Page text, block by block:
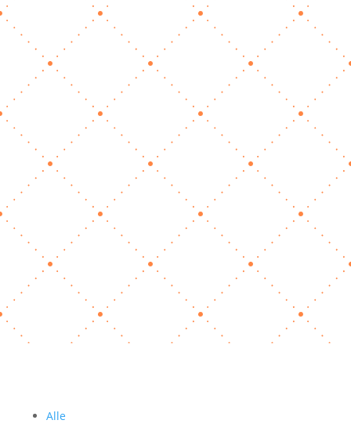
Wenn der Hund im Bild-
Hintergrund zum Problem
wird – und was wir daraus
lernen können
Sep. 25, 2025 |
Unternehmensstrategie
Letzte Woche hatte ich eine Situation, die ich so
schnell nicht vergessen werde. Eigentlich ging
es nur um ein Bild, welches ich auf den Social-
Media-Kanälen meines Haupt-Businesses
Tierservice Fehmarn gepostet hatte. Auf diesem
war im Hintergrund ein Hund zu sehen –…
mehr lesen…
« Ältere Einträge
Alle